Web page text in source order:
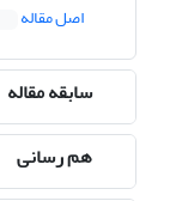
اصل مقاله
سابقه مقاله
هم رسانی